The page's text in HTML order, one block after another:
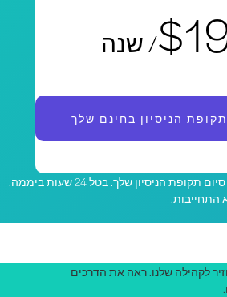
/ שנה
הניסיון בחינם שלך
נשלח לך תזכורת 3 ימים לפני סיום תקופת הניסיון שלך. בטל 24 שעות ביממה.
התחייבות.
לקהילה שלנו. ראה את הדרכים